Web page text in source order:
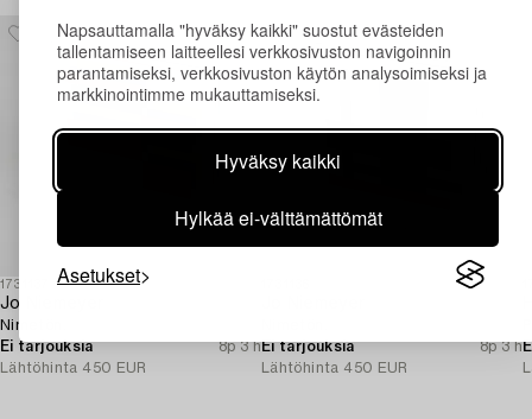
Napsauttamalla "hyväksy kaikki" suostut evästeiden
tallentamiseen laitteellesi verkkosivuston navigoinnin
parantamiseksi, verkkosivuston käytön analysoimiseksi ja
markkinointimme mukauttamiseksi.
Hyväksy kaikki
Hylkää ei-välttämättömät
Asetukset
1731137
Jo Niemeyer
Nimetön.
Ei tarjouksia
8p 3 h
Lähtöhinta 450 EUR
Ei tarjouksia
8p 3 h
Lähtöhinta 450 EUR